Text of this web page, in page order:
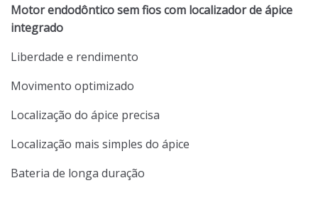
Motor endodôntico sem fios com localizador de ápice
integrado
Liberdade e rendimento
Movimento optimizado
Localização do ápice precisa
Localização mais simples do ápice
Bateria de longa duração